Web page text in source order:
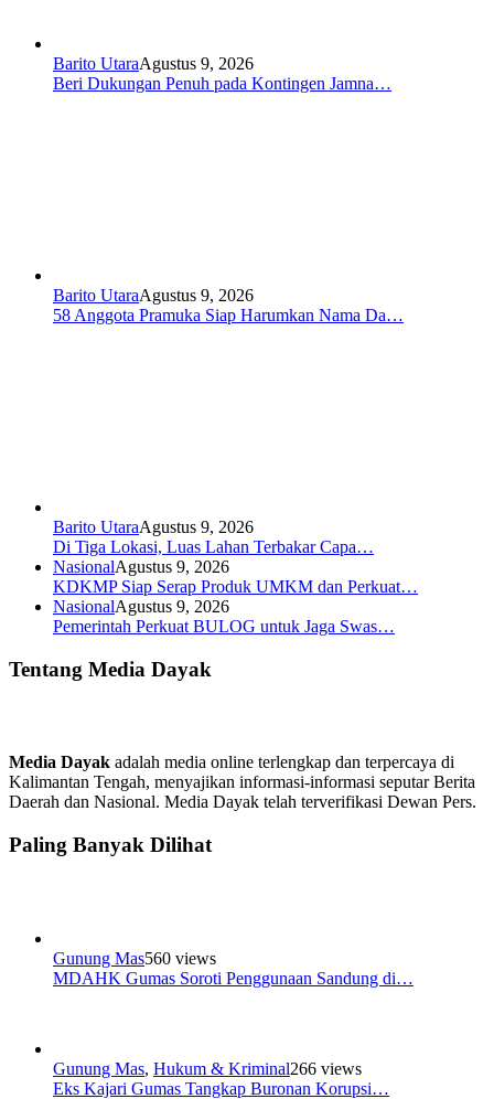
Barito UtaraAgustus 9, 2026
Beri Dukungan Penuh pada Kontingen Jamna…
Barito UtaraAgustus 9, 2026
58 Anggota Pramuka Siap Harumkan Nama Da…
Barito UtaraAgustus 9, 2026
Di Tiga Lokasi, Luas Lahan Terbakar Capa…
NasionalAgustus 9, 2026
KDKMP Siap Serap Produk UMKM dan Perkuat…
NasionalAgustus 9, 2026
Pemerintah Perkuat BULOG untuk Jaga Swas…
Tentang Media Dayak
Media Dayak adalah media online terlengkap dan terpercaya di
Kalimantan Tengah, menyajikan informasi-informasi seputar Berita
Daerah dan Nasional. Media Dayak telah terverifikasi Dewan Pers.
Paling Banyak Dilihat
Gunung Mas560 views
MDAHK Gumas Soroti Penggunaan Sandung di…
Gunung Mas, Hukum & Kriminal266 views
Eks Kajari Gumas Tangkap Buronan Korupsi…